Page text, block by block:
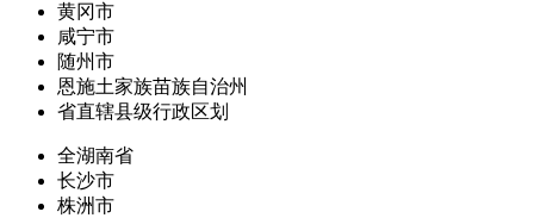
黄冈市
咸宁市
随州市
恩施土家族苗族自治州
省直辖县级行政区划
全湖南省
长沙市
株洲市